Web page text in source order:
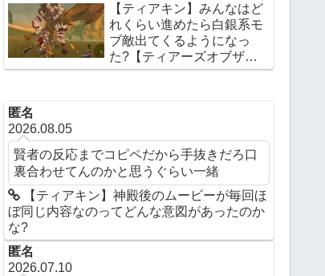
【ティアキン】みんなはど
れくらい進めたら白銀系モ
ブ敵出てくるようになっ
た?【ティアーズオブザキ
ングダム】
匿名
2026.08.05
賢者の反応までコピペだから手抜きだろ口
裏合わせてんのかと思うぐらい一緒
【ティアキン】神殿後のムービーが毎回ほ
ぼ同じ内容なのってどんな意図があったのか
な?
匿名
2026.07.10